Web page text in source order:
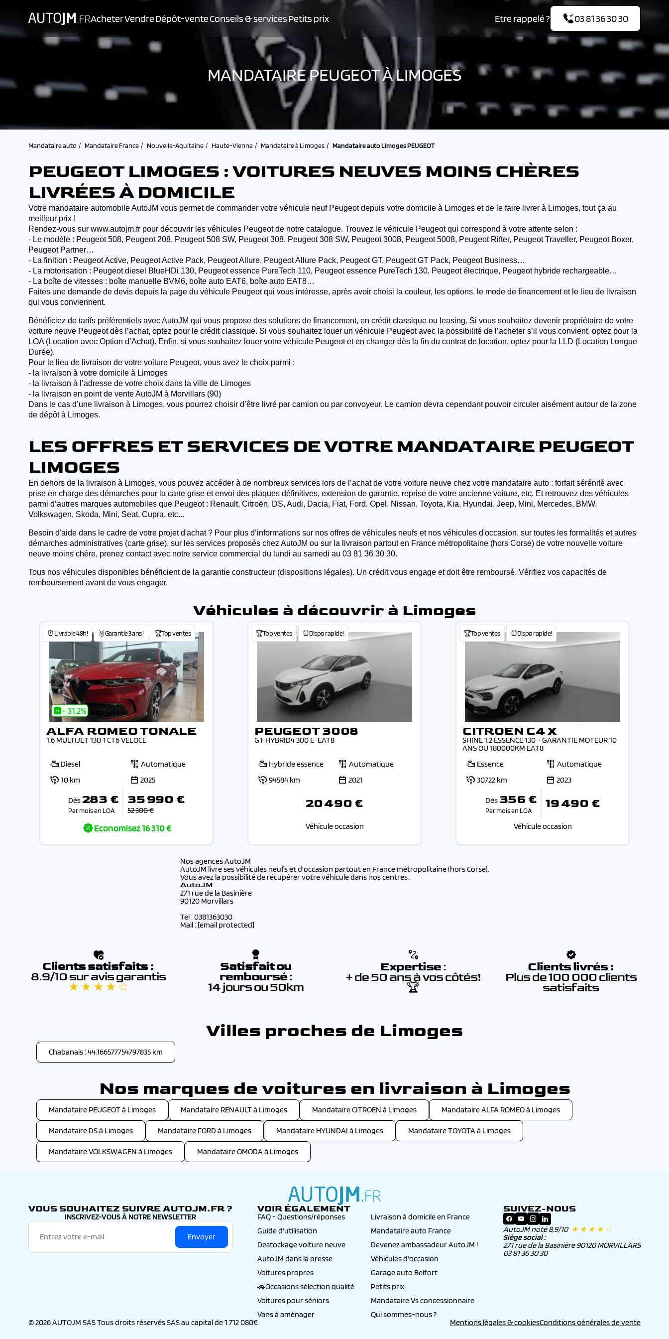
AcheterVendreDépôt-venteConseils & servicesPetits prix Etre rappelé ? 03 81 36 30 30
MANDATAIRE PEUGEOT À LIMOGES
Mandataire auto Mandataire France Nouvelle-Aquitaine Haute-Vienne Mandataire à Limoges Mandataire auto Limoges PEUGEOT
PEUGEOT LIMOGES : VOITURES NEUVES MOINS CHÈRES
LIVRÉES À DOMICILE
Votre mandataire automobile AutoJM vous permet de commander votre véhicule neuf Peugeot depuis votre domicile à Limoges et de le faire livrer à Limoges, tout ça au
meilleur prix !
Rendez-vous sur www.autojm.fr pour découvrir les véhicules Peugeot de notre catalogue. Trouvez le véhicule Peugeot qui correspond à votre attente selon :
- Le modèle : Peugeot 508, Peugeot 208, Peugeot 508 SW, Peugeot 308, Peugeot 308 SW, Peugeot 3008, Peugeot 5008, Peugeot Rifter, Peugeot Traveller, Peugeot Boxer,
Peugeot Partner…
- La finition : Peugeot Active, Peugeot Active Pack, Peugeot Allure, Peugeot Allure Pack, Peugeot GT, Peugeot GT Pack, Peugeot Business…
- La motorisation : Peugeot diesel BlueHDi 130, Peugeot essence PureTech 110, Peugeot essence PureTech 130, Peugeot électrique, Peugeot hybride rechargeable…
- La boîte de vitesses : boîte manuelle BVM6, boîte auto EAT6, boîte auto EAT8…
Faites une demande de devis depuis la page du véhicule Peugeot qui vous intéresse, après avoir choisi la couleur, les options, le mode de financement et le lieu de livraison
qui vous conviennent.
Bénéficiez de tarifs préférentiels avec AutoJM qui vous propose des solutions de financement, en crédit classique ou leasing. Si vous souhaitez devenir propriétaire de votre
voiture neuve Peugeot dès l’achat, optez pour le crédit classique. Si vous souhaitez louer un véhicule Peugeot avec la possibilité de l’acheter s’il vous convient, optez pour la
LOA (Location avec Option d’Achat). Enfin, si vous souhaitez louer votre véhicule Peugeot et en changer dès la fin du contrat de location, optez pour la LLD (Location Longue
Durée).
Pour le lieu de livraison de votre voiture Peugeot, vous avez le choix parmi :
- la livraison à votre domicile à Limoges
- la livraison à l’adresse de votre choix dans la ville de Limoges
- la livraison en point de vente AutoJM à Morvillars (90)
Dans le cas d’une livraison à Limoges, vous pourrez choisir d’être livré par camion ou par convoyeur. Le camion devra cependant pouvoir circuler aisément autour de la zone
de dépôt à Limoges.
LES OFFRES ET SERVICES DE VOTRE MANDATAIRE PEUGEOT
LIMOGES
En dehors de la livraison à Limoges, vous pouvez accéder à de nombreux services lors de l’achat de votre voiture neuve chez votre mandataire auto : forfait sérénité avec
prise en charge des démarches pour la carte grise et envoi des plaques définitives, extension de garantie, reprise de votre ancienne voiture, etc. Et retrouvez des véhicules
parmi d’autres marques automobiles que Peugeot : Renault, Citroën, DS, Audi, Dacia, Fiat, Ford, Opel, Nissan, Toyota, Kia, Hyundai, Jeep, Mini, Mercedes, BMW,
Volkswagen, Skoda, Mini, Seat, Cupra, etc...
Besoin d'aide dans le cadre de votre projet d'achat ? Pour plus d’informations sur nos offres de véhicules neufs et nos véhicules d'occasion, sur toutes les formalités et autres
démarches administratives (carte grise), sur les services proposés chez AutoJM ou sur la livraison partout en France métropolitaine (hors Corse) de votre nouvelle voiture
neuve moins chère, prenez contact avec notre service commercial du lundi au samedi au 03 81 36 30 30.
Tous nos véhicules disponibles bénéficient de la garantie constructeur (dispositions légales). Un crédit vous engage et doit être remboursé. Vérifiez vos capacités de
remboursement avant de vous engager.
Véhicules à découvrir à Limoges
⏰Livrable 48h! 🥉Garantie 3 ans ! 🏆Top ventes
- 31.2%
ALFA ROMEO TONALE
1.6 MULTIJET 130 TCT6 VELOCE
Diesel
Automatique
10 km
2025
Dès 283 €
Par mois en LOA
35 990 €
52 300 €
Economisez16 310 €
🏆Top ventes ⏰Dispo rapide!
PEUGEOT 3008
GT HYBRID4 300 E-EAT8
Hybride essence
Automatique
94584 km
2021
20 490 €
Véhicule occasion
🏆Top ventes ⏰Dispo rapide!
CITROEN C4 X
SHINE 1.2 ESSENCE 130 - GARANTIE MOTEUR 10
ANS OU 180000KM EAT8
Essence
Automatique
30722 km
2023
Dès 356 €
Par mois en LOA 19 490 €
Véhicule occasion
Nos agences AutoJM
AutoJM livre ses véhicules neufs et d'occasion partout en France métropolitaine (hors Corse).
Vous avez la possibilité de récupérer votre véhicule dans nos centres :
AutoJM
271 rue de la Basinière
90120 Morvillars
Tel : 0381363030
Mail : [email protected]
Clients satisfaits :
8.9/10 sur avis garantis
★ ★ ★ ★ ☆
Satisfait ou
remboursé :
14 jours ou 50km
Expertise :
+ de 50 ans à vos côtés!
🏆
Clients livrés :
Plus de 100 000 clients
satisfaits
Villes proches de Limoges
Chabanais : 44.166577754797835 km
Nos marques de voitures en livraison à Limoges
Mandataire PEUGEOT à Limoges Mandataire RENAULT à Limoges Mandataire CITROEN à Limoges Mandataire ALFA ROMEO à Limoges
Mandataire DS à Limoges Mandataire FORD à Limoges Mandataire HYUNDAI à Limoges Mandataire TOYOTA à Limoges
Mandataire VOLKSWAGEN à Limoges Mandataire OMODA à Limoges
autojm.fr
VOUS SOUHAITEZ SUIVRE AUTOJM.FR ?
INSCRIVEZ-VOUS À NOTRE NEWSLETTER
Envoyer
VOIR ÉGALEMENT
FAQ - Questions/réponses
Livraison à domicile en France
Guide d'utilisation
Mandataire auto France
Destockage voiture neuve
Devenez ambassadeur AutoJM !
AutoJM dans la presse
Véhicules d'occasion
Voitures propres
Garage auto Belfort
🚗Occasions sélection qualité
Petits prix
Voitures pour séniors
Mandataire Vs concessionnaire
Vans à aménager
Qui sommes-nous ?
SUIVEZ-NOUS
AutoJM noté 8.9/10 ★ ★ ★ ★ ☆
Siège social :
271 rue de la Basinière 90120 MORVILLARS
03 81 36 30 30
© 2026 AUTOJM SAS Tous droits réservés SAS au capital de 1 712 080€ Mentions légales & cookiesConditions générales de vente